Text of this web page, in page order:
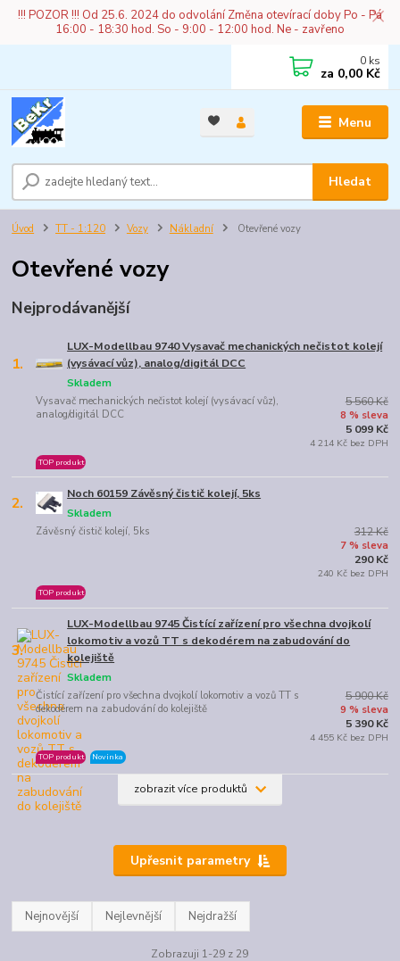
!!! POZOR !!! Od 25.6. 2024 do odvolání Změna otevírací doby Po - Pá
16:00 - 18:30 hod. So - 9:00 - 12:00 hod. Ne - zavřeno
Menu
Hledat
0 ks
za 0,00 Kč
Úvod TT - 1:120 Vozy Nákladní Otevřené vozy
Otevřené vozy
Nejprodávanější
1.
LUX-Modellbau 9740 Vysavač mechanických nečistot kolejí
(vysávací vůz), analog/digitál DCC
Vysavač mechanických nečistot kolejí (vysávací vůz),
analog/digitál DCC
Skladem
TOP produkt
5 560 Kč
8 % sleva
5 099 Kč
4 214 Kč bez DPH
2. Noch 60159 Závěsný čistič kolejí, 5ks
Závěsný čistič kolejí, 5ks
Skladem
TOP produkt
312 Kč
7 % sleva
290 Kč
240 Kč bez DPH
3.
LUX-Modellbau 9745 Čistící zařízení pro všechna dvojkolí
lokomotiv a vozů TT s dekodérem na zabudování do
kolejiště
Čistící zařízení pro všechna dvojkolí lokomotiv a vozů TT s
dekodérem na zabudování do kolejiště
Skladem
TOP produkt Novinka
5 900 Kč
9 % sleva
5 390 Kč
4 455 Kč bez DPH
zobrazit více produktů
Upřesnit parametry
Nejnovější Nejlevnější Nejdražší
Zobrazuji 1-29 z 29